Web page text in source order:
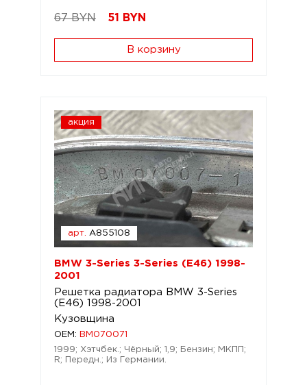
67 BYN 51 BYN
В корзину
акция
арт. A855108
BMW 3-Series 3-Series (E46) 1998-
2001
Решетка радиатора BMW 3-Series
(E46) 1998-2001
Кузовщина
OEM:
BM070071
1999; Хэтчбек.; Чёрный; 1,9; Бензин; МКПП;
R; Передн.; Из Германии.